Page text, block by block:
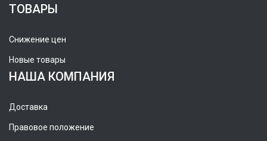
ТОВАРЫ
Снижение цен
Новые товары
НАША КОМПАНИЯ
Доставка
Правовое положение